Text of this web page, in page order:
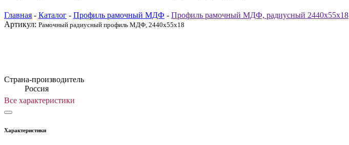
Главная - Каталог - Профиль рамочный МДФ - Профиль рамочный МДФ, радиусный 2440х55х18
Артикул: Рамочный радиусный профиль МДФ, 2440х55х18
Страна-производитель
Россия
Все характеристики
Характеристики